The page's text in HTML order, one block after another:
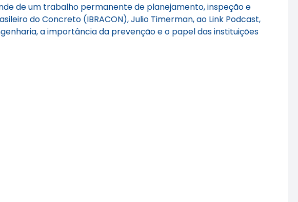
de um trabalho permanente de planejamento, inspeção e
do Concreto (IBRACON), Julio Timerman, ao Link Podcast,
a importância da prevenção e o papel das instituições